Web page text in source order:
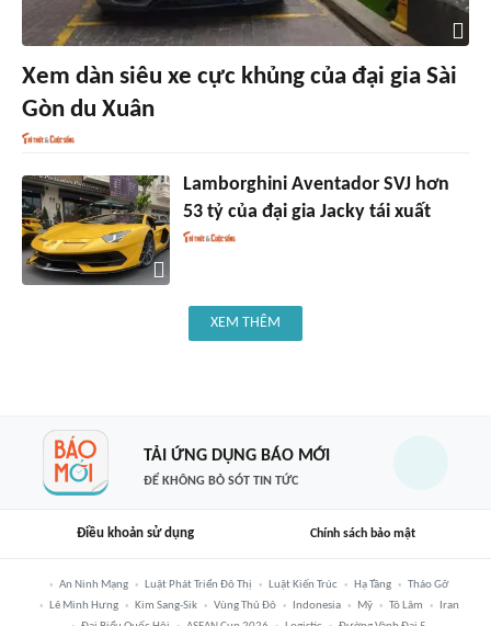
Xem dàn siêu xe cực khủng của đại gia Sài
Gòn du Xuân
Lamborghini Aventador SVJ hơn
53 tỷ của đại gia Jacky tái xuất
XEM THÊM
TẢI ỨNG DỤNG BÁO MỚI
ĐỂ KHÔNG BỎ SÓT TIN TỨC
Điều khoản sử dụng Chính sách bảo mật
An Ninh Mạng Luật Phát Triển Đô Thị Luật Kiến Trúc Hạ Tầng
Tháo Gỡ
Lê Minh Hưng
Kim Sang-Sik Vùng Thủ Đô Indonesia Mỹ Tô Lâm
Iran